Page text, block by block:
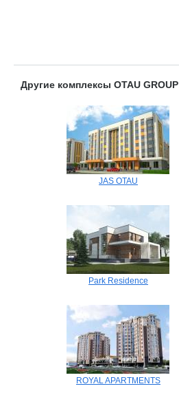
Другие комплексы OTAU GROUP
JAS OTAU
Park Residence
ROYAL APARTMENTS